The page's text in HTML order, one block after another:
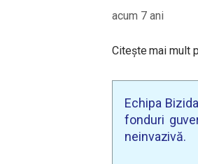
acum 7 ani
Citește mai mult
Echipa
fonduri
neinvazivă.